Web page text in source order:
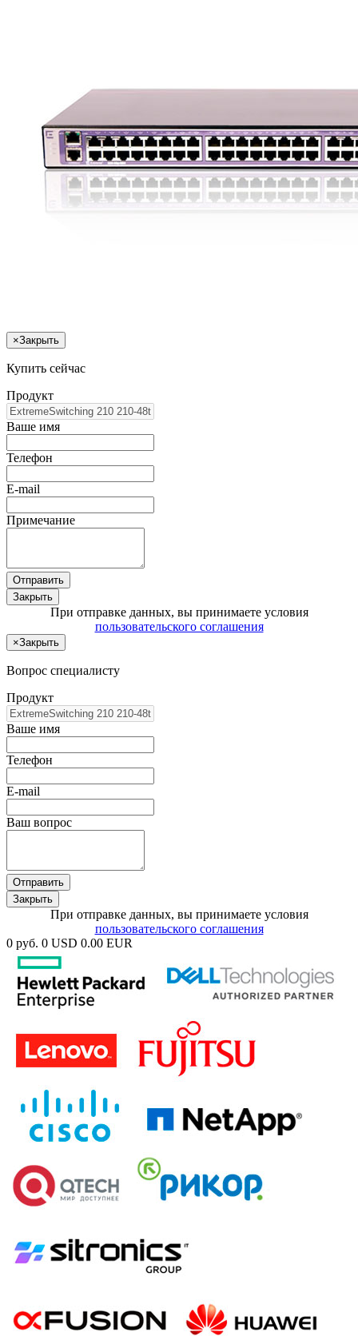
×Закрыть
Купить сейчас
Продукт
Ваше имя
Телефон
E-mail
Примечание
Отправить
Закрыть
При отправке данных, вы принимаете условия
пользовательского соглашения
×Закрыть
Вопрос специалисту
Продукт
Ваше имя
Телефон
E-mail
Ваш вопрос
Отправить
Закрыть
При отправке данных, вы принимаете условия
пользовательского соглашения
0 руб. 0 USD 0.00 EUR